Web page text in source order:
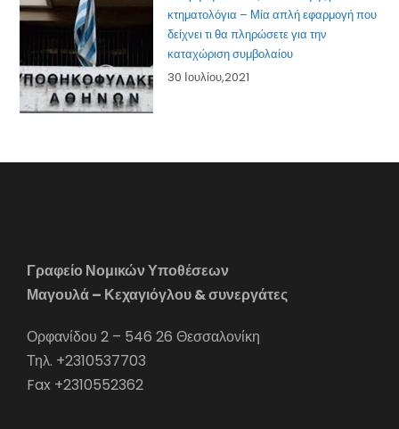
κτηματολόγια – Μία απλή εφαρμογή που
δείχνει τι θα πληρώσετε για την
καταχώριση συμβολαίου
30 Ιουλίου,2021
Γραφείο Νομικών Υποθέσεων
Μαγουλά – Κεχαγιόγλου & συνεργάτες
Ορφανίδου 2 – 546 26 Θεσσαλονίκη
Τηλ. +2310537703
Fax +2310552362